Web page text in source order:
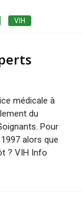
VIH
médicale à
du
Pour
alors que
? VIH Info